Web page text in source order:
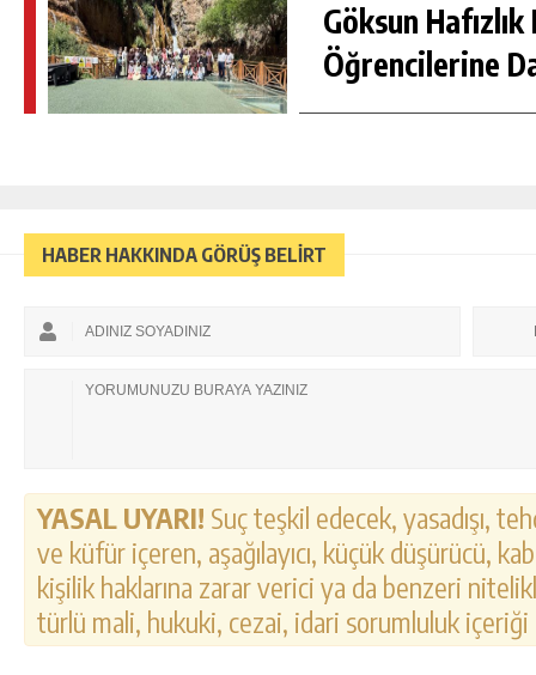
Göksun Hafızlık
Öğrencilerine
HABER HAKKINDA GÖRÜŞ BELİRT
YASAL UYARI! Suç teşkil edecek, yasadışı,
ve küfür içeren, aşağılayıcı, küçük düşürücü,
kişilik haklarına zarar verici ya da benzeri
türlü mali, hukuki, cezai, idari sorumluluk